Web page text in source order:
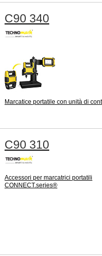
C90 340
Marcatice portatile con unità di
C90 310
Accessori per marcatrici portatili
CONNECT.series®